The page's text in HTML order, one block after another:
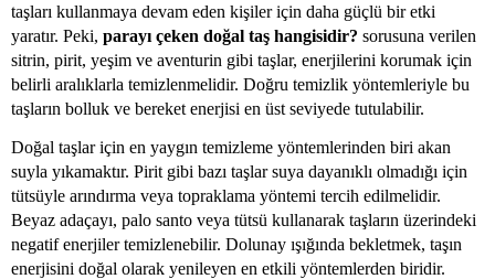
taşları kullanmaya devam eden kişiler için daha güçlü bir etki
yaratır. Peki, parayı çeken doğal taş hangisidir? sorusuna verilen
sitrin, pirit, yeşim ve aventurin gibi taşlar, enerjilerini korumak için
belirli aralıklarla temizlenmelidir. Doğru temizlik yöntemleriyle bu
taşların bolluk ve bereket enerjisi en üst seviyede tutulabilir.
Doğal taşlar için en yaygın temizleme yöntemlerinden biri akan
suyla yıkamaktır. Pirit gibi bazı taşlar suya dayanıklı olmadığı için
tütsüyle arındırma veya topraklama yöntemi tercih edilmelidir.
Beyaz adaçayı, palo santo veya tütsü kullanarak taşların üzerindeki
negatif enerjiler temizlenebilir. Dolunay ışığında bekletmek, taşın
enerjisini doğal olarak yenileyen en etkili yöntemlerden biridir.